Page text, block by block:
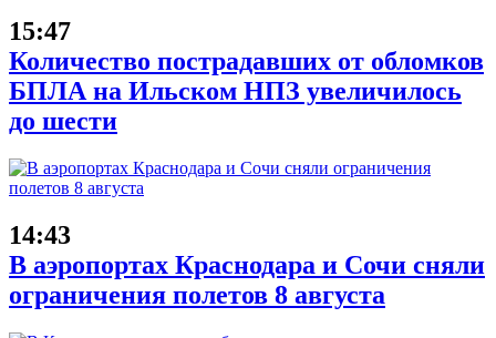
15:47
Количество пострадавших от обломков
БПЛА на Ильском НПЗ увеличилось
до шести
14:43
В аэропортах Краснодара и Сочи сняли
ограничения полетов 8 августа